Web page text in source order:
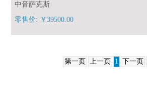
中音萨克斯
零售价: ￥39500.00
第一页 上一页 1 下一页